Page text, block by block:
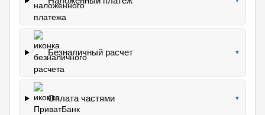
Безналичный расчет ▼
Оплата частями ▼